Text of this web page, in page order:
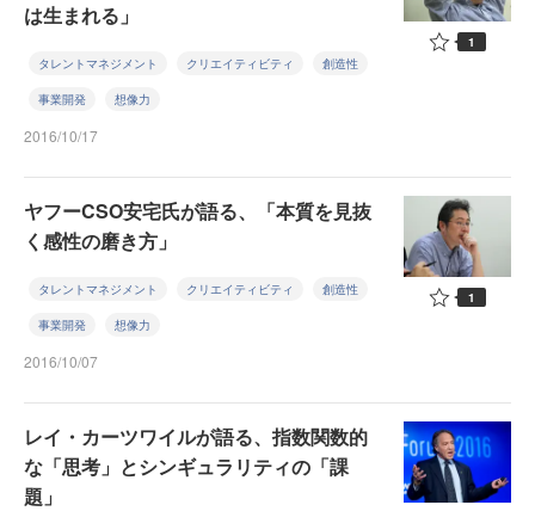
は生まれる」
タレントマネジメント クリエイティビティ 創造性
事業開発 想像力
2016/10/17
1
ヤフーCSO安宅氏が語る、「本質を見抜
く感性の磨き方」
タレントマネジメント クリエイティビティ 創造性
事業開発 想像力
2016/10/07
1
レイ・カーツワイルが語る、指数関数的
な「思考」とシンギュラリティの「課
題」